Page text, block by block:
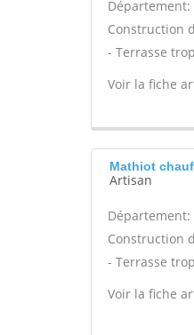
Département:
Construction
- Terrasse
Voir la fiche
Mathiot
Artisan
Département:
Construction
- Terrasse
Voir la fiche